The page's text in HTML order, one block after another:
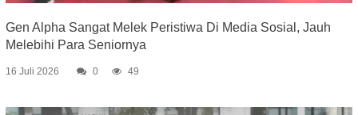
Gen Alpha Sangat Melek Peristiwa Di Media Sosial, Jauh
Melebihi Para Seniornya
16 Juli 2026 0 49